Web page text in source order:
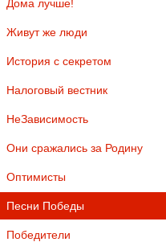
Дома лучше!
Живут же люди
История с секретом
Налоговый вестник
НеЗависимость
Они сражались за Родину
Оптимисты
Песни Победы
Победители